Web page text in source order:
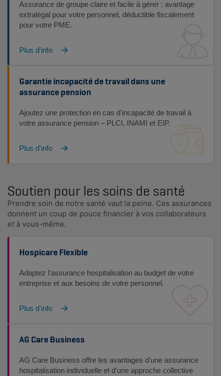
Assurance de groupe claire et facile à gérer : avantage
extralégal pour votre personnel, déductible fiscalement
pour votre PME.
Plus d'info
Garantie incapacité de travail dans une
assurance pension
Ajoutez une protection en cas d'incapacité de travail à
votre assurance pension – PLCI, INAMI et EIP.
Plus d'info
Soutien pour les soins de santé
Prendre soin de notre santé vaut la peine. Ces assurances
donnent un coup de pouce financier à vos collaborateurs
et à vous-même.
Hospicare Flexible
Adaptez l'assurance hospitalisation au budget de votre
entreprise et aux besoins de votre personnel.
Plus d'info
AG Care Business
AG Care Business offre les avantages d'une assurance
hospitalisation individuelle et d'une approche collective